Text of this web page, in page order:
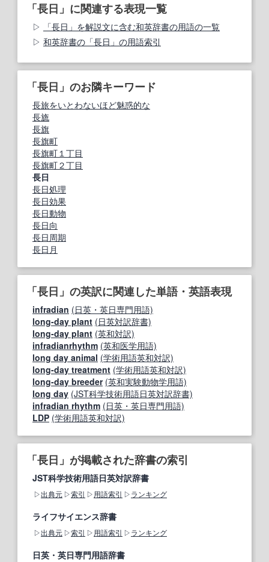
「長日」に関連する表現一覧
「長日」を解説文に含む和英辞書の用語の一覧
和英辞書の「長日」の用語索引
「長日」のお隣キーワード
長旅をいとわないほど魅惑的な
長旒
長旗
長旗町
長旗町１丁目
長旗町２丁目
長日
長日処理
長日効果
長日動物
長日向
長日周期
長日月
「長日」の英訳に関連した単語・英語表現
infradian (日英・英日専門用語)
long-day plant (日英対訳辞書)
long‐day plant (英和対訳)
infradianrhythm (英和医学用語)
long day animal (学術用語英和対訳)
long-day treatment (学術用語英和対訳)
long-day breeder (英和実験動物学用語)
long day (JST科学技術用語日英対訳辞書)
infradian rhythm (日英・英日専門用語)
LDP (学術用語英和対訳)
「長日」が掲載された辞書の索引
JST科学技術用語日英対訳辞書
出典元 索引 用語索引 ランキング
ライフサイエンス辞書
出典元 索引 用語索引 ランキング
日英・英日専門用語辞書